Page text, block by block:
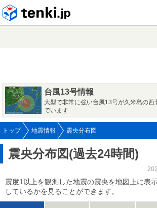
台風13号情報
大型で非常に強い台風13号が久米島の
でいます
トップ 地震情報 震央分布図
震央分布図(過去24時間)
震度1以上を観測した地震の震央を地図上に表
しているかを見ることができます。